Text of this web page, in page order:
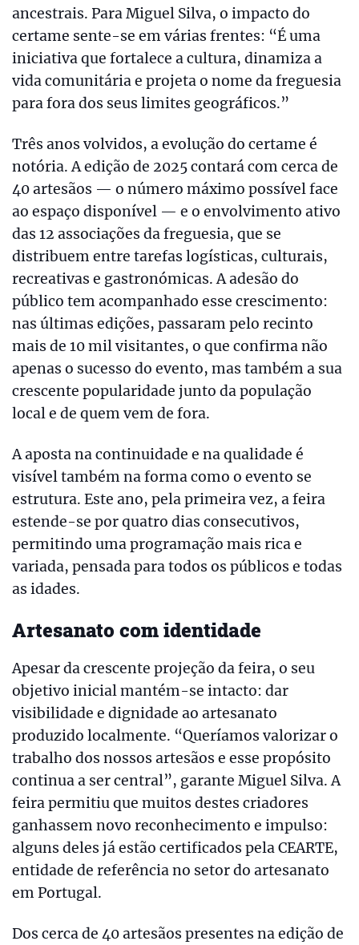
ancestrais. Para Miguel Silva, o impacto do
certame sente-se em várias frentes: “É uma
iniciativa que fortalece a cultura, dinamiza a
vida comunitária e projeta o nome da freguesia
para fora dos seus limites geográficos.”
Três anos volvidos, a evolução do certame é
notória. A edição de 2025 contará com cerca de
40 artesãos — o número máximo possível face
ao espaço disponível — e o envolvimento ativo
das 12 associações da freguesia, que se
distribuem entre tarefas logísticas, culturais,
recreativas e gastronómicas. A adesão do
público tem acompanhado esse crescimento:
nas últimas edições, passaram pelo recinto
mais de 10 mil visitantes, o que confirma não
apenas o sucesso do evento, mas também a sua
crescente popularidade junto da população
local e de quem vem de fora.
A aposta na continuidade e na qualidade é
visível também na forma como o evento se
estrutura. Este ano, pela primeira vez, a feira
estende-se por quatro dias consecutivos,
permitindo uma programação mais rica e
variada, pensada para todos os públicos e todas
as idades.
Artesanato com identidade
Apesar da crescente projeção da feira, o seu
objetivo inicial mantém-se intacto: dar
visibilidade e dignidade ao artesanato
produzido localmente. “Queríamos valorizar o
trabalho dos nossos artesãos e esse propósito
continua a ser central”, garante Miguel Silva. A
feira permitiu que muitos destes criadores
ganhassem novo reconhecimento e impulso:
alguns deles já estão certificados pela CEARTE,
entidade de referência no setor do artesanato
em Portugal.
Dos cerca de 40 artesãos presentes na edição de